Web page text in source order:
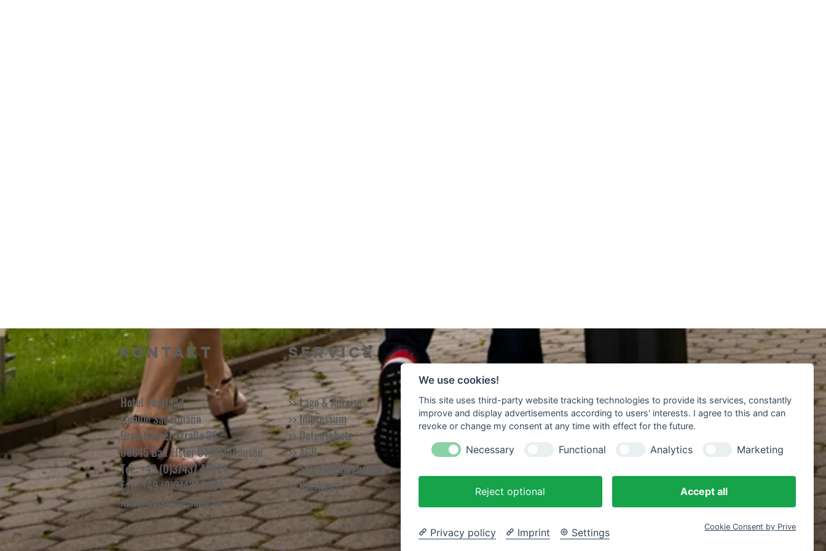
Kontakt Service
Hotel Vogtland
Familie Sauermann
Brambacher Straße 38
08645 Bad Elster OT Mühlhausen
Tel.: +49 (0)37437 46024
Fax.:+49 (0)37437 3484
info@hotel-vogtland.de
>>Lage & Anreise
>>Impressum
>>Datenschutz
>>AGB
>>Stornobedingungen
>>Karriere
We use cookies!
This site uses third-party website tracking technologies to provide its services, constantly
improve and display advertisements according to users' interests. I agree to this and can
revoke or change my consent at any time with effect for the future.
Necessary Functional Analytics Marketing
Reject optional Accept all
Privacy policy Imprint Settings Cookie Consent by Prive